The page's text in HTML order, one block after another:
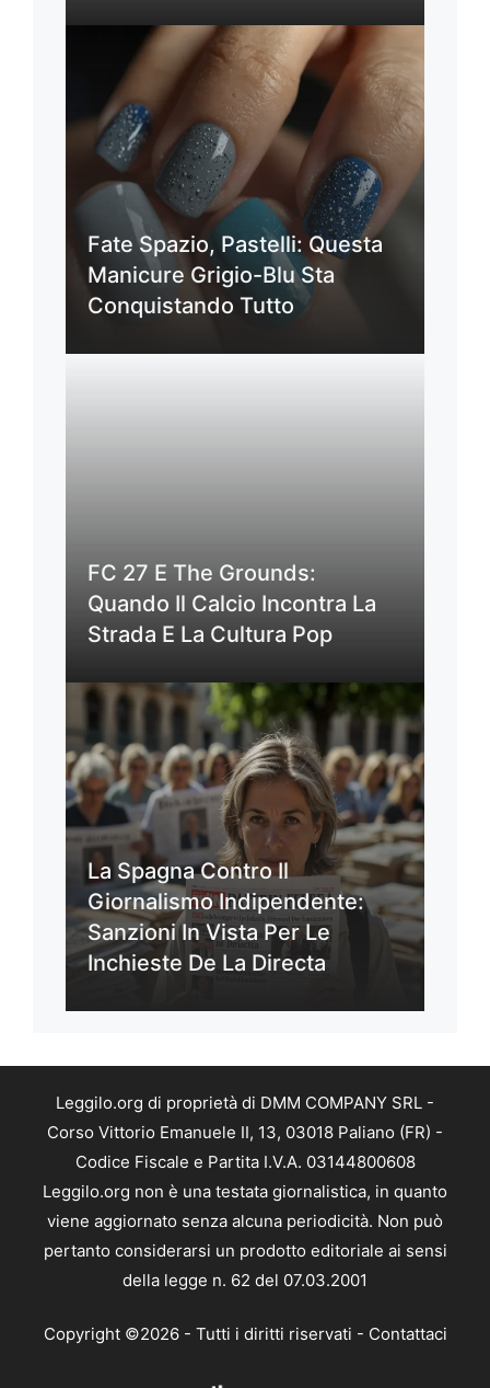
Fate Spazio, Pastelli: Questa
Manicure Grigio-Blu Sta
Conquistando Tutto
FC 27 E The Grounds:
Quando Il Calcio Incontra La
Strada E La Cultura Pop
La Spagna Contro Il
Giornalismo Indipendente:
Sanzioni In Vista Per Le
Inchieste De La Directa
Leggilo.org di proprietà di DMM COMPANY SRL -
Corso Vittorio Emanuele II, 13, 03018 Paliano (FR) -
Codice Fiscale e Partita I.V.A. 03144800608
Leggilo.org non è una testata giornalistica, in quanto
viene aggiornato senza alcuna periodicità. Non può
pertanto considerarsi un prodotto editoriale ai sensi
della legge n. 62 del 07.03.2001
Copyright ©2026 - Tutti i diritti riservati - Contattaci